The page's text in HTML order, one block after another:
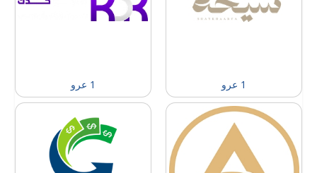
1 عرو 1 عرو